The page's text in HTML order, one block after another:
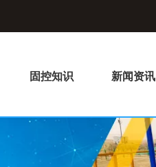
固控知识 新闻资讯